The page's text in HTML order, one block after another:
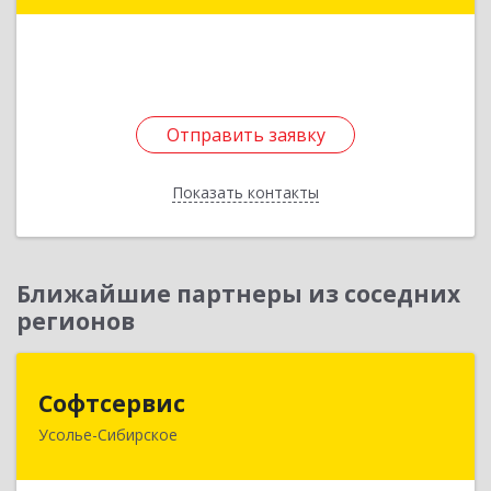
Отправить заявку
Показать контакты
Отправить заявку
Назад
Ближайшие партнеры из соседних
регионов
Софтсервис
Усолье-Сибирское
665451, Иркутская обл, Усолье-Сибирское г,